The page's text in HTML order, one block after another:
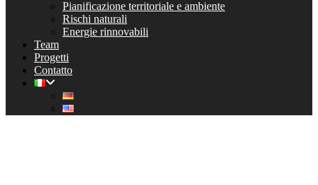
Pianificazione territoriale e ambiente
Rischi naturali
Energie rinnovabili
Team
Progetti
Contatto